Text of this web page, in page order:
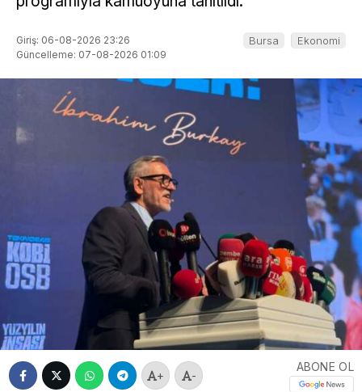
Giriş: 06-08-2026 23:26
Güncelleme: 07-08-2026 01:09
Bursa Ekonomi
+ -
ABONE OL